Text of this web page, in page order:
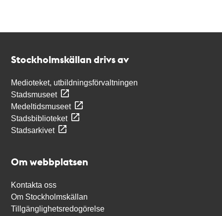
Stockholmskällan drivs av
Medioteket, utbildningsförvaltningen
Stadsmuseet
Medeltidsmuseet
Stadsbiblioteket
Stadsarkivet
Om webbplatsen
Kontakta oss
Om Stockholmskällan
Tillgänglighetsredogörelse